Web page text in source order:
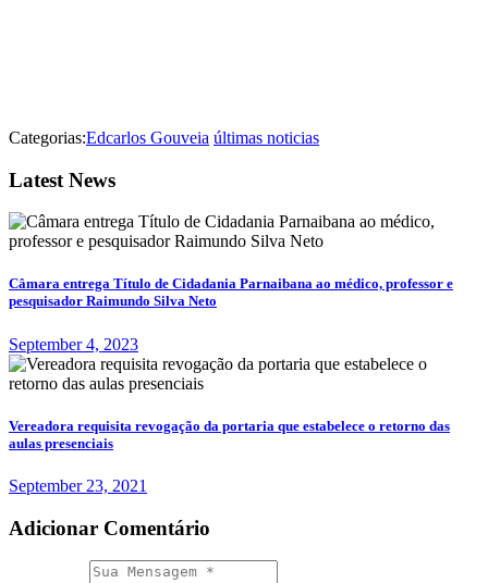
Categorias:Edcarlos Gouveia últimas noticias
Latest News
Câmara entrega Título de Cidadania Parnaibana ao médico, professor e
pesquisador Raimundo Silva Neto
September 4, 2023
Vereadora requisita revogação da portaria que estabelece o retorno das
aulas presenciais
September 23, 2021
Adicionar Comentário